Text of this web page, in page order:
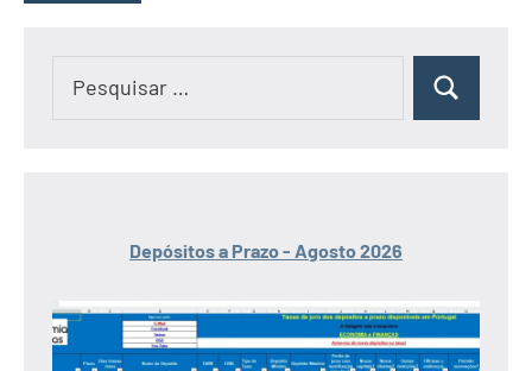
Pesquisar
Depósitos a Prazo - Agosto 2026